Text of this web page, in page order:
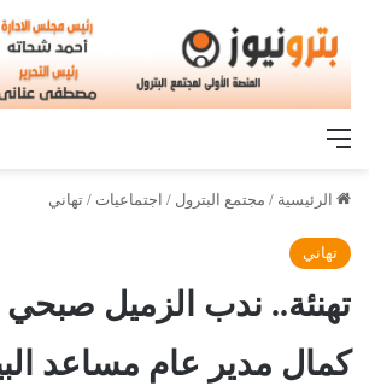
القائمة
الرئيسية / مجتمع البترول / اجتماعيات / تهاني
تهاني
تهنئة.. ندب الزميل
كمال مدير عام مساعد